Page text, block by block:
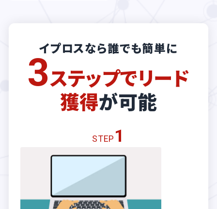
イプロスなら誰でも簡単に
3ステップでリード
獲得が可能
STEP 1